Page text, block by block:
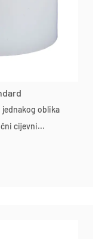
jednakog oblika
cijevni...